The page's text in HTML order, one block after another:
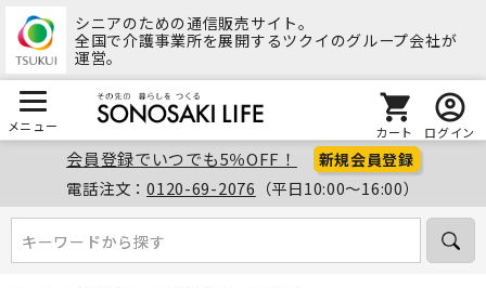
シニアのための通信販売サイト。
全国で介護事業所を展開するツクイのグループ会社が
運営。
メニュー カート ログイン
会員登録でいつでも5％OFF！ 新規会員登録
電話注文：0120-69-2076 （平日10:00～16:00）
キーワードから探す
キーワードから探す